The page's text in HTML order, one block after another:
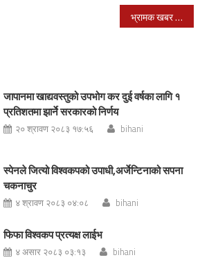
भ्रामक खबर रोक्न फेसबुकले फर्दैछ ट्रेन्डिङ लिस्ट
जापानमा खाद्यवस्तुको उपभोग कर दुई वर्षका लागि १
प्रतिशतमा झार्ने सरकारको निर्णय
२० श्रावण २०८३ १७:५६ bihani
स्पेनले जित्यो विश्वकपको उपाधी,अर्जेन्टिनाको सपना
चकनाचुर
४ श्रावण २०८३ ०४:०८ bihani
फिफा विश्वकप प्रत्यक्ष लाईभ
४ असार २०८३ ०३:१३ bihani